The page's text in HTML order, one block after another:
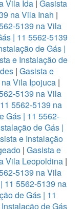
Vila Ida| Gasista
na Vila Inah |
5139 na Vila
| 11 5562-5139
de Gás |
e Instalação de
| Gasista e
Vila Ipojuca|
5139 na Vila
5562-5139 na
Gás | 11 5562-
de Gás |
e Instalação
| Gasista e
Vila Leopoldina|
5139 na Vila
11 5562-5139 na
de Gás | 11
de Gás